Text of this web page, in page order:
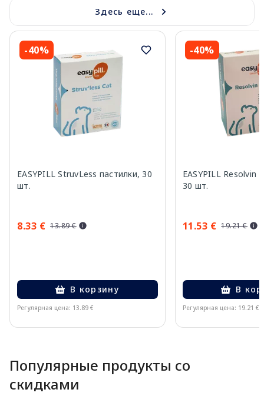
Здесь еще...
-40%
EASYPILL StruvLess пастилки, 30
шт.
8.33 € 13.89 €
В корзину
Регулярная цена: 13.89 €
-40%
EASYPILL Resolvin
30 шт.
11.53 € 19.21 €
В
Регулярная цена: 19.21 €
Популярные продукты со
скидками